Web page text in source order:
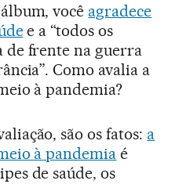
você agradece
e a “todos os
frente na guerra
Como avalia a
à pandemia?
são os fatos: a
à pandemia é
de saúde, os